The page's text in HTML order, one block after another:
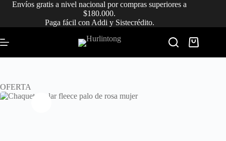
SaltarEnvíos gratis a nivel nacional por compras superiores a
$180.000.
Paga fácil con Addi y Sistecrédito.
Carro
de
compra
OFERTA